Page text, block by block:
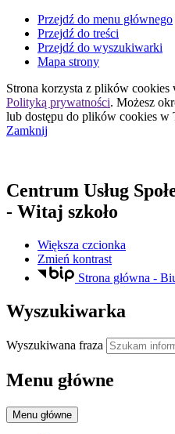
Przejdź do menu głównego
Przejdź do treści
Przejdź do wyszukiwarki
Mapa strony
Strona korzysta z plików cookies
Polityką prywatności. Możesz
lub dostępu do plików cookies w
Zamknij
Centrum Usług
- Witaj szkoło
Większa czcionka
Zmień kontrast
Strona główna -
Wyszukiwarka
Wyszukiwana fraza
Menu główne
Menu główne